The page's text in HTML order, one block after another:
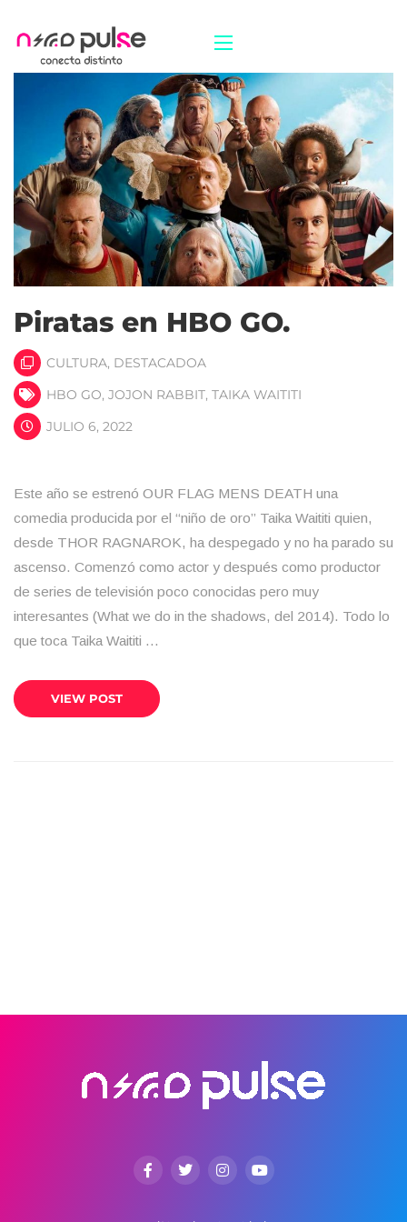
Piratas en HBO GO.
CULTURA, DESTACADOA
HBO GO, JOJON RABBIT, TAIKA WAITITI
JULIO 6, 2022
Este año se estrenó OUR FLAG MENS DEATH una
comedia producida por el “niño de oro” Taika Waititi quien,
desde THOR RAGNAROK, ha despegado y no ha parado su
ascenso. Comenzó como actor y después como productor
de series de televisión poco conocidas pero muy
interesantes (What we do in the shadows, del 2014). Todo lo
que toca Taika Waititi …
VIEW POST